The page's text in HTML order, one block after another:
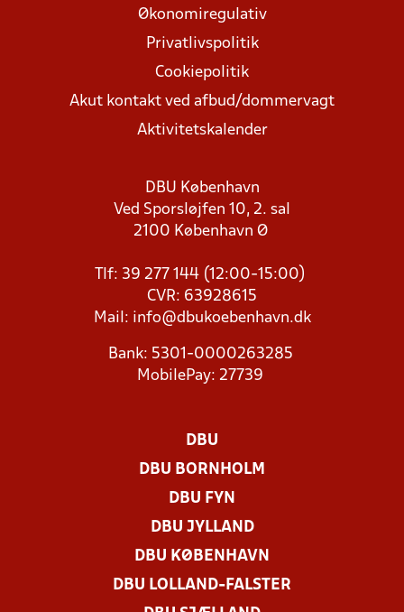
Økonomiregulativ
Privatlivspolitik
Cookiepolitik
Akut kontakt ved afbud/dommervagt
Aktivitetskalender
DBU København
Ved Sporsløjfen 10, 2. sal
2100 København Ø
Tlf: 39 277 144 (12:00-15:00)
CVR: 63928615
Mail: info@dbukoebenhavn.dk
Bank: 5301-0000263285
MobilePay: 27739
DBU
DBU BORNHOLM
DBU FYN
DBU JYLLAND
DBU KØBENHAVN
DBU LOLLAND-FALSTER